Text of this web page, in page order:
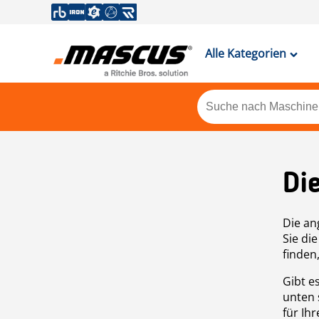
Alle Kategorien
Die
Sie
Gibt
unten
für